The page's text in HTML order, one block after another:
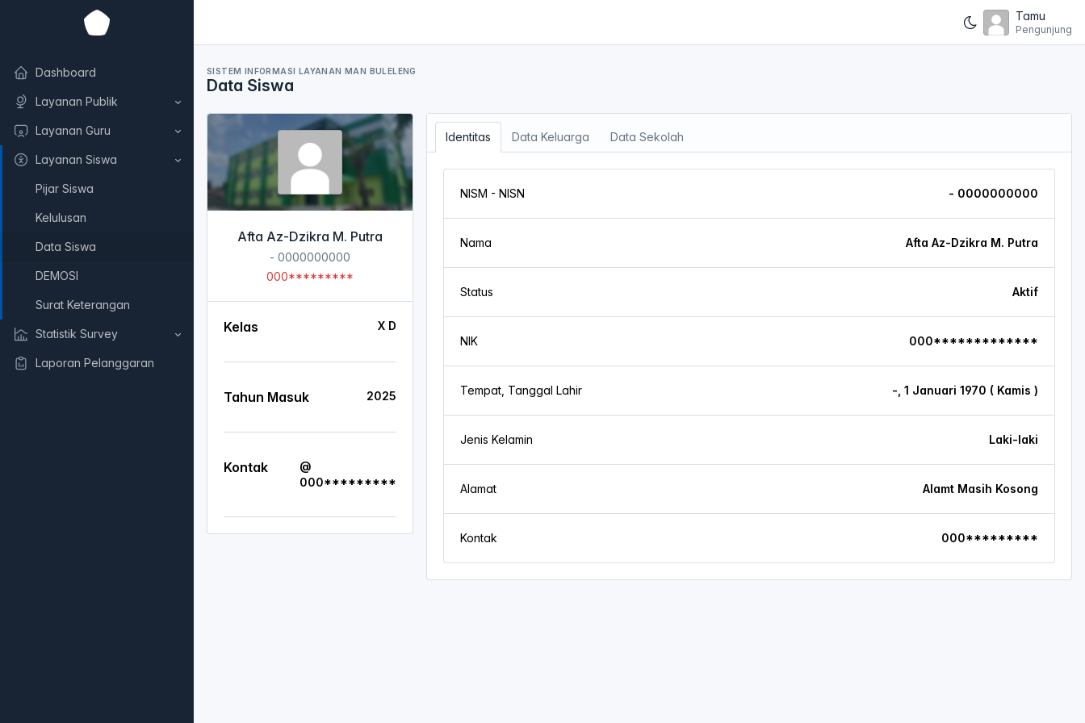
Dashboard
Layanan Publik
Layanan Guru
Layanan Siswa
Pijar Siswa
Kelulusan
Data Siswa
DEMOSI
Surat Keterangan
Statistik Survey
Laporan Pelanggaran
Tamu
Pengunjung
SISTEM INFORMASI LAYANAN MAN BULELENG
Data Siswa
Afta Az-Dzikra M. Putra
- 0000000000
000*********
Kelas X D
Tahun Masuk 2025
Kontak
@
000*********
Identitas Data Keluarga Data Sekolah
NISM - NISN - 0000000000
Nama Afta Az-Dzikra M. Putra
Status Aktif
NIK 000*************
Tempat, Tanggal Lahir -, 1 Januari 1970 ( Kamis )
Jenis Kelamin Laki-laki
Alamat Alamt Masih Kosong
Kontak 000*********